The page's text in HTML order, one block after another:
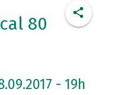
80
- 19h